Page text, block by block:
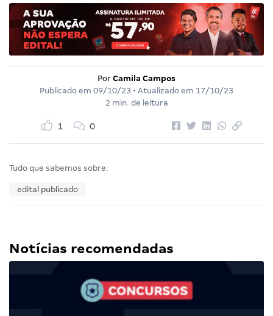
Por Camila Campos
Publicado em 09/10/23 • Atualizado em 17/10/23
2 min. de leitura
1 0
Tudo que sabemos sobre:
edital publicado
Notícias recomendadas